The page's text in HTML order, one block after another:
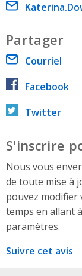
Email address
Partager
Courriel
Facebook
Twitter
S'inscrire
Nous vous
de toute mise à
pouvez modifier
temps en allant
paramètres.
Suivre cet avis